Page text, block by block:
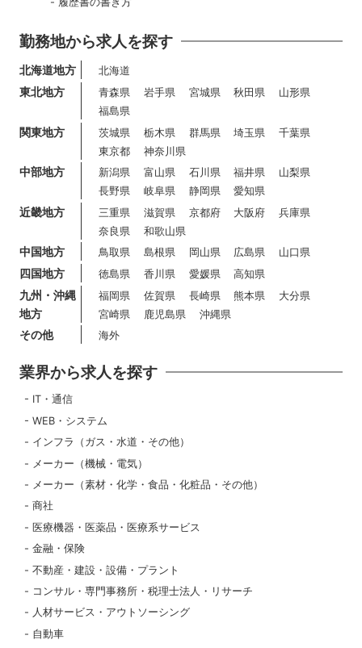
勤務地から求人を探す
北海道地方 北海道
東北地方 青森県 岩手県 宮城県 秋田県
山形県
福島県
関東地方 茨城県 栃木県 群馬県 埼玉県
千葉県
東京都
神奈川県
中部地方 新潟県 富山県 石川県 福井県
山梨県
長野県
岐阜県 静岡県 愛知県
近畿地方 三重県 滋賀県 京都府 大阪府
兵庫県
奈良県
和歌山県
中国地方 鳥取県 島根県 岡山県 広島県 山口県
四国地方 徳島県 香川県 愛媛県 高知県
九州・沖縄
地方
福岡県 佐賀県 長崎県 熊本県
大分県
宮崎県
鹿児島県 沖縄県
その他 海外
業界から求人を探す
IT・通信
WEB・システム
インフラ（ガス・水道・その他）
メーカー（機械・電気）
メーカー（素材・化学・食品・化粧品・その他）
商社
医療機器・医薬品・医療系サービス
金融・保険
不動産・建設・設備・プラント
コンサル・専門事務所・税理士法人・リサーチ
人材サービス・アウトソーシング
自動車